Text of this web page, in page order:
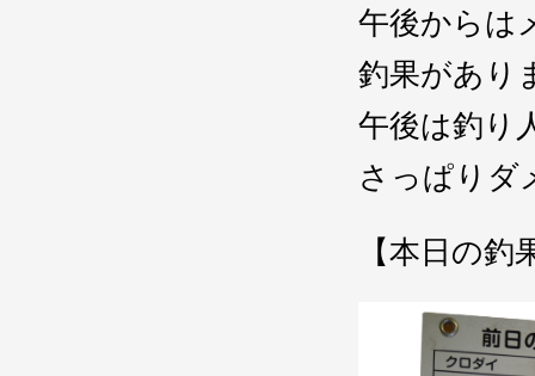
午後からは
釣果があり
午後は釣り
さっぱりダ
【本日の